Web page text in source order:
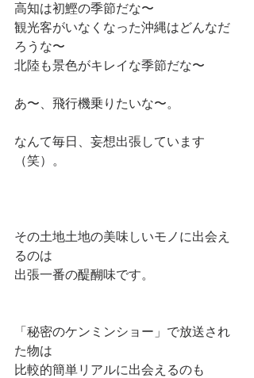
高知は初鰹の季節だな〜
観光客がいなくなった沖縄はどんなだ
ろうな〜
北陸も景色がキレイな季節だな〜
あ〜、飛行機乗りたいな〜。
なんて毎日、妄想出張しています
（笑）。
その土地土地の美味しいモノに出会え
るのは
出張一番の醍醐味です。
「秘密のケンミンショー」で放送され
た物は
比較的簡単リアルに出会えるのも